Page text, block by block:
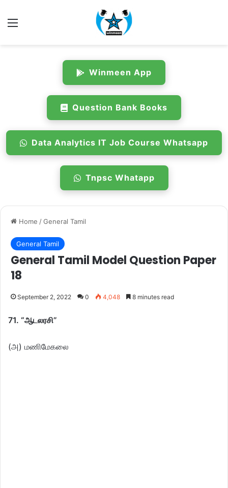
Menu
Winmeen App
Question Bank Books
Data Analytics IT Job Course Whatsapp
Tnpsc Whatapp
Home /General Tamil
General Tamil
General Tamil Model Question Paper
18
September 2, 2022 0 4,048 8 minutes read
71. “ஆடலரசி”
(அ) மணிமேகலை